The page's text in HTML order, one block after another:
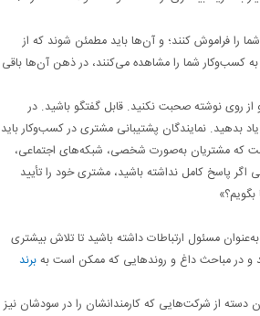
را فراموش کنند؛ و آن‌ها باید مطمئن شوند که از
کسب‌وکار شما را مشاهده می‌کنند، در ذهن آن‌ها باقی
روی نوشته صحبت نکنید. قابل گفتگو باشید. در
بدهید. نمایندگان پشتیبانی مشتری در کسب‌وکار باید
که مشتریان به‌صورت شخصی، شبکه‌های اجتماعی،
پاسخ کامل نداشته باشید، مشتری خود را تأیید
مسئول ارتباطات داشته باشید تا تلاش بیشتری
و در مباحث داغ و روندهایی که ممکن است بهبرند
از شرکت‌هایی که کارمندانشان را در سودشان نیز